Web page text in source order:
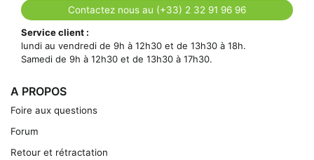
Contactez nous au (+33) 2 32 91 96 96
Service client :
lundi au vendredi de 9h à 12h30 et de 13h30 à 18h.
Samedi de 9h à 12h30 et de 13h30 à 17h30.
A PROPOS
Foire aux questions
Forum
Retour et rétractation